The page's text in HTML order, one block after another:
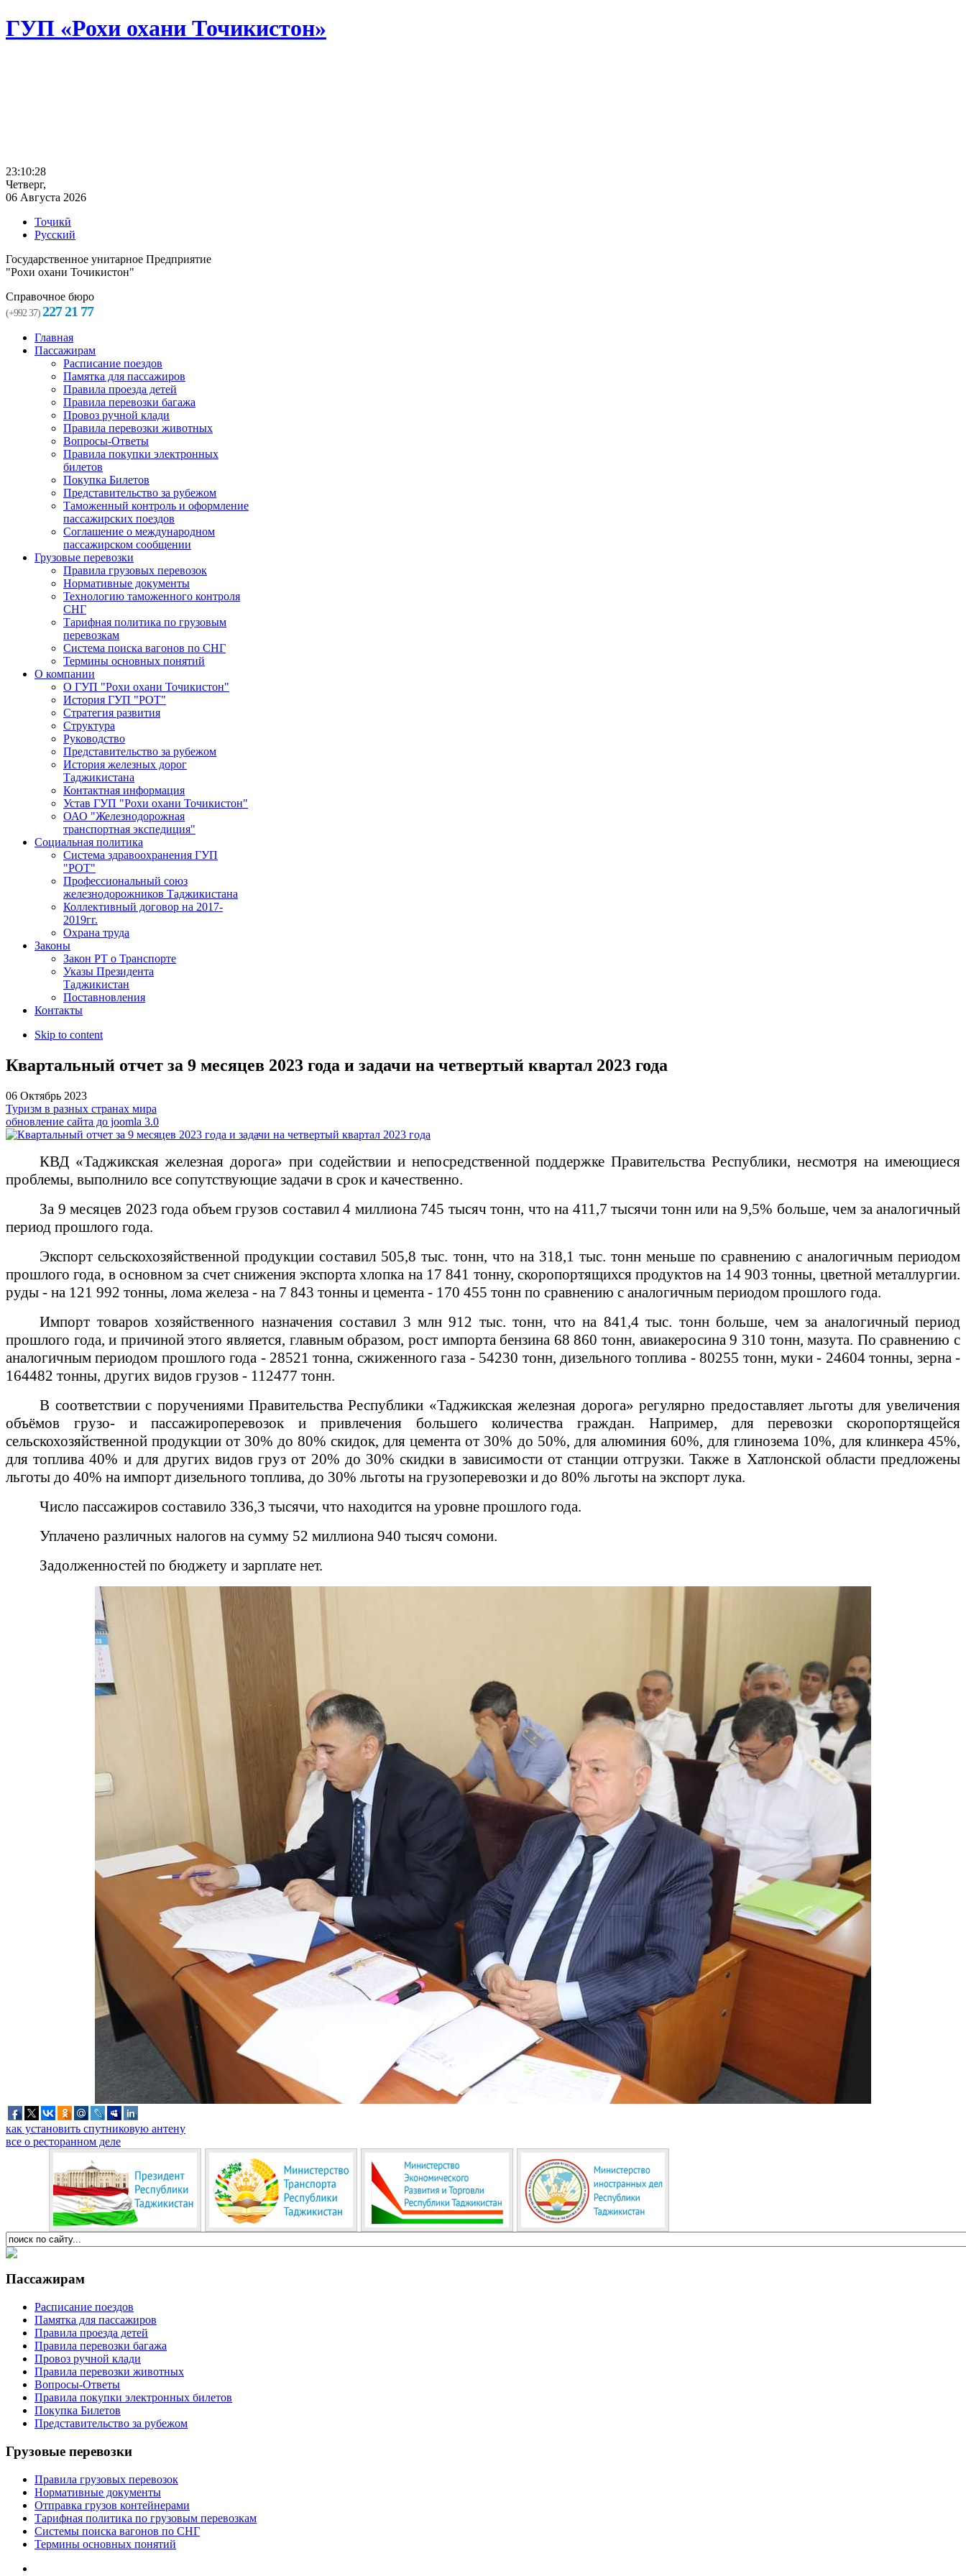
ГУП «Рохи охани Точикистон»
23:10:29
Четверг,
06 Августа 2026
Тоҷикӣ
Русский
Государственное унитарное Предприятие
"Рохи охани Точикистон"
Справочное бюро
(+992 37) 227 21 77
Главная
Пассажирам
Расписание поездов
Памятка для пассажиров
Правила проезда детей
Правила перевозки багажа
Провоз ручной клади
Правила перевозки животных
Вопросы-Ответы
Правила покупки электронных
билетов
Покупка Билетов
Представительство за рубежом
Таможенный контроль и оформление
пассажирских поездов
Соглашение о международном
пассажирском сообщении
Грузовые перевозки
Правила грузовых перевозок
Нормативные документы
Технологию таможенного контроля
СНГ
Тарифная политика по грузовым
перевозкам
Система поиска вагонов по СНГ
Термины основных понятий
О компании
О ГУП "Рохи охани Точикистон"
История ГУП "РОТ"
Стратегия развития
Структура
Руководство
Представительство за рубежом
История железных дорог
Таджикистана
Контактная информация
Устав ГУП "Рохи охани Точикистон"
ОАО "Железнодорожная
транспортная экспедиция"
Социальная политика
Система здравоохранения ГУП
"РОТ"
Профессиональный союз
железнодорожников Таджикистана
Коллективный договор на 2017-
2019гг.
Охрана труда
Законы
Закон РТ о Транспорте
Указы Президента
Таджикистан
Поставновления
Контакты
Skip to content
Квартальный отчет за 9 месяцев 2023 года и задачи на четвертый квартал 2023 года
06 Октябрь 2023
Туризм в разных странах мира
обновление сайта до joomla 3.0
КВД «Таджикская железная дорога» при содействии и непосредственной поддержке Правительства Республики, несмотря на имеющиеся
проблемы, выполнило все сопутствующие задачи в срок и качественно.
За 9 месяцев 2023 года объем грузов составил 4 миллиона 745 тысяч тонн, что на 411,7 тысячи тонн или на 9,5% больше, чем за аналогичный
период прошлого года.
Экспорт сельскохозяйственной продукции составил 505,8 тыс. тонн, что на 318,1 тыс. тонн меньше по сравнению с аналогичным периодом
прошлого года, в основном за счет снижения экспорта хлопка на 17 841 тонну, скоропортящихся продуктов на 14 903 тонны, цветной металлургии.
руды - на 121 992 тонны, лома железа - на 7 843 тонны и цемента - 170 455 тонн по сравнению с аналогичным периодом прошлого года.
Импорт товаров хозяйственного назначения составил 3 млн 912 тыс. тонн, что на 841,4 тыс. тонн больше, чем за аналогичный период
прошлого года, и причиной этого является, главным образом, рост импорта бензина 68 860 тонн, авиакеросина 9 310 тонн, мазута. По сравнению с
аналогичным периодом прошлого года - 28521 тонна, сжиженного газа - 54230 тонн, дизельного топлива - 80255 тонн, муки - 24604 тонны, зерна -
164482 тонны, других видов грузов - 112477 тонн.
В соответствии с поручениями Правительства Республики «Таджикская железная дорога» регулярно предоставляет льготы для увеличения
объёмов грузо- и пассажироперевозок и привлечения большего количества граждан. Например, для перевозки скоропортящейся
сельскохозяйственной продукции от 30% до 80% скидок, для цемента от 30% до 50%, для алюминия 60%, для глинозема 10%, для клинкера 45%,
для топлива 40% и для других видов груз от 20% до 30% скидки в зависимости от станции отгрузки. Также в Хатлонской области предложены
льготы до 40% на импорт дизельного топлива, до 30% льготы на грузоперевозки и до 80% льготы на экспорт лука.
Число пассажиров составило 336,3 тысячи, что находится на уровне прошлого года.
Уплачено различных налогов на сумму 52 миллиона 940 тысяч сомони.
Задолженностей по бюджету и зарплате нет.
как установить спутниковую антену
все о ресторанном деле
Пассажирам
Расписание поездов
Памятка для пассажиров
Правила проезда детей
Правила перевозки багажа
Провоз ручной клади
Правила перевозки животных
Вопросы-Ответы
Правила покупки электронных билетов
Покупка Билетов
Представительство за рубежом
Грузовые перевозки
Правила грузовых перевозок
Нормативные документы
Отправка грузов контейнерами
Тарифная политика по грузовым перевозкам
Системы поиска вагонов по СНГ
Термины основных понятий